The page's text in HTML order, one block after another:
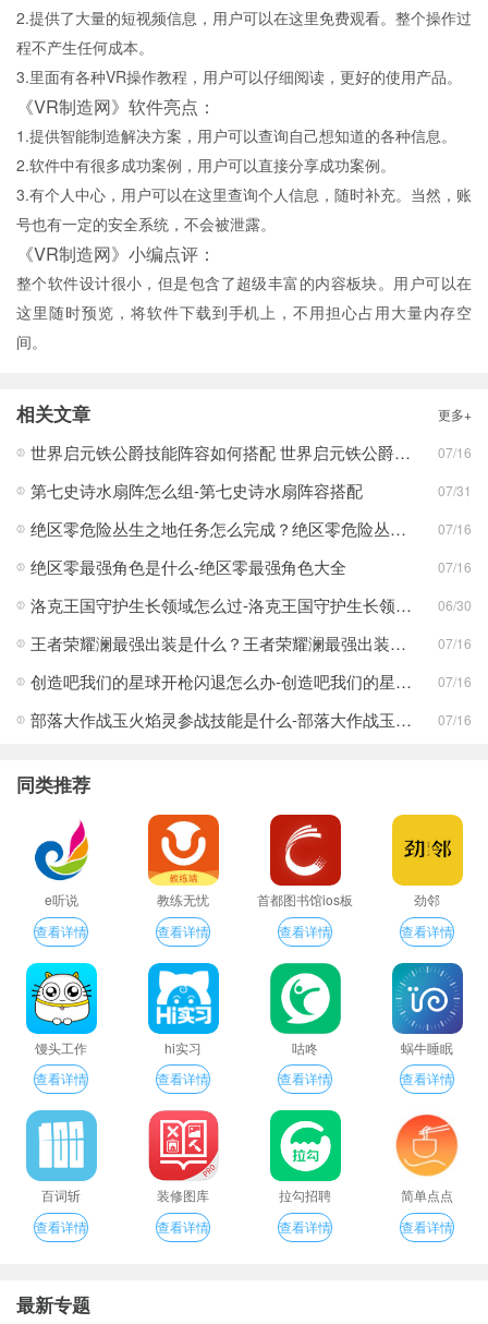
2.提供了大量的短视频信息，用户可以在这里免费观看。整个操作过
程不产生任何成本。
3.里面有各种VR操作教程，用户可以仔细阅读，更好的使用产品。
《VR制造网》软件亮点：
1.提供智能制造解决方案，用户可以查询自己想知道的各种信息。
2.软件中有很多成功案例，用户可以直接分享成功案例。
3.有个人中心，用户可以在这里查询个人信息，随时补充。当然，账
号也有一定的安全系统，不会被泄露。
《VR制造网》小编点评：
整个软件设计很小，但是包含了超级丰富的内容板块。用户可以在
这里随时预览，将软件下载到手机上，不用担心占用大量内存空
间。
相关文章 更多+
世界启元铁公爵技能阵容如何搭配 世界启元铁公爵技能阵容搭配合集 07/16
第七史诗水扇阵怎么组-第七史诗水扇阵容搭配 07/31
绝区零危险丛生之地任务怎么完成？绝区零危险丛生之地任务完成攻略 07/16
绝区零最强角色是什么-绝区零最强角色大全 07/16
洛克王国守护生长领域怎么过-洛克王国守护生长领域通关攻略 06/30
王者荣耀澜最强出装是什么？王者荣耀澜最强出装分享 07/16
创造吧我们的星球开枪闪退怎么办-创造吧我们的星球开枪闪退合集 07/16
部落大作战玉火焰灵参战技能是什么-部落大作战玉火焰灵参战技能合集 07/16
同类推荐
e听说
查看详情
教练无忧
查看详情
首都图书馆ios板
查看详情
劲邻
查看详情
馒头工作
查看详情
hi实习
查看详情
咕咚
查看详情
蜗牛睡眠
查看详情
百词斩
查看详情
装修图库
查看详情
拉勾招聘
查看详情
简单点点
查看详情
最新专题